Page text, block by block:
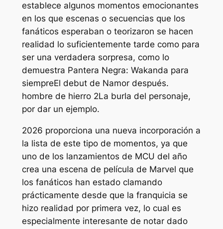
establece algunos momentos emocionantes
en los que escenas o secuencias que los
fanáticos esperaban o teorizaron se hacen
realidad lo suficientemente tarde como para
ser una verdadera sorpresa, como lo
demuestra Pantera Negra: Wakanda para
siempreEl debut de Namor después.
hombre de hierro 2La burla del personaje,
por dar un ejemplo.
2026 proporciona una nueva incorporación a
la lista de este tipo de momentos, ya que
uno de los lanzamientos de MCU del año
crea una escena de película de Marvel que
los fanáticos han estado clamando
prácticamente desde que la franquicia se
hizo realidad por primera vez, lo cual es
especialmente interesante de notar dado